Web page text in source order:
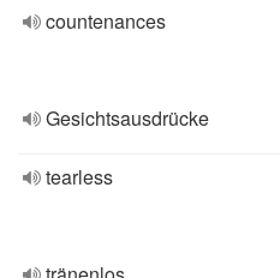
countenances
Gesichtsausdrücke
tearless